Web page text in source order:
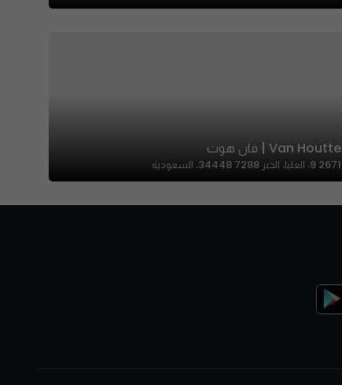
Van Houtte | فان هوت
2671 9، العليا، الخبر 34448 7288، السعودية